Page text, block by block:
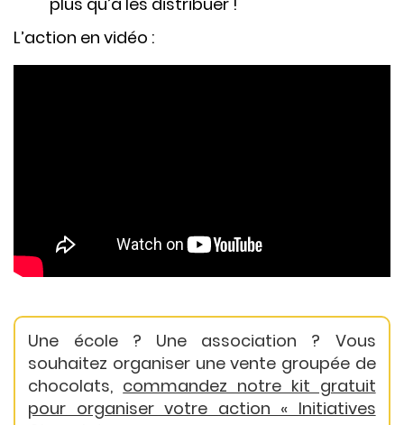
L’action en vidéo :
Une école ? Une association ? Vous
souhaitez organiser une vente groupée de
chocolats, commandez notre kit gratuit
pour organiser votre action « Initiatives